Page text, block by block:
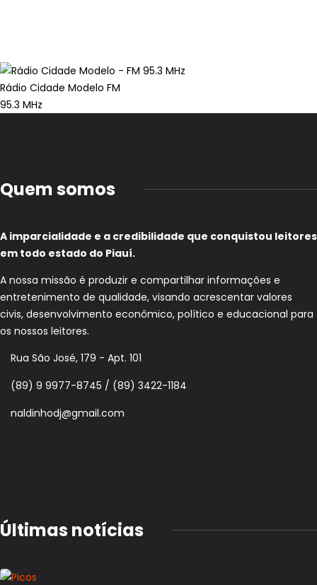
Rádio Cidade Modelo FM
95.3 MHz
Quem somos
A imparcialidade e a credibilidade que conquistou leitores
em todo estado do Piauí.
A nossa missão é produzir e compartilhar informações e
entretenimento de qualidade, visando acrescentar valores
civis, desenvolvimento econômico, político e educacional para
os nossos leitores.
Rua São José, 179 - Apt. 101
(89) 9 9977-8745 / (89) 3422-1184
naldinhodj@gmail.com
Últimas notícias